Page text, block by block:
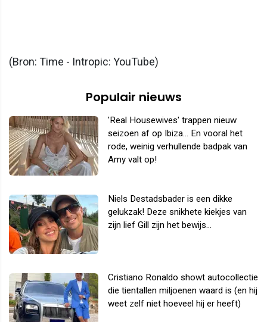
(Bron: Time - Intropic: YouTube)
Populair nieuws
'Real Housewives' trappen nieuw
seizoen af op Ibiza... En vooral het
rode, weinig verhullende badpak van
Amy valt op!
Niels Destadsbader is een dikke
gelukzak! Deze snikhete kiekjes van
zijn lief Gill zijn het bewijs...
Cristiano Ronaldo showt autocollectie
die tientallen miljoenen waard is (en hij
weet zelf niet hoeveel hij er heeft)